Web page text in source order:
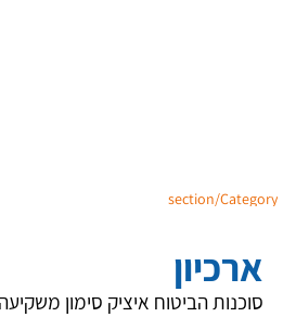
סוכנות הביטוח איציק סימון
ארכיון
section/Category